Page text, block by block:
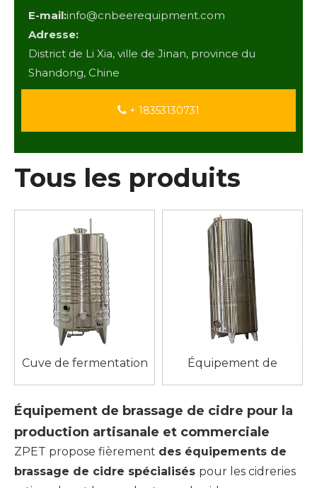
E-mail:info@cnbeerequipment.com
Adresse:
District de Li Xia, ville de Jinan, province du
Shandong, Chine
+ 18353130731
Tous les produits
Cuve de fermentation
de cidre conique en
Équipement de
brassage de cidre
Équipement de brassage de cidre pour la
production artisanale et commerciale
ZPET propose fièrement des équipements de
brassage de cidre spécialisés pour les cidreries